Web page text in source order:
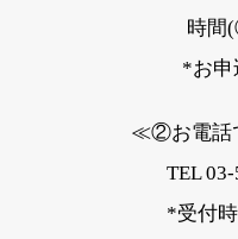
時間(①13時／②15
*お申込み専用ア
≪②お電話での
TEL 03-5940-
*受付時間：9：